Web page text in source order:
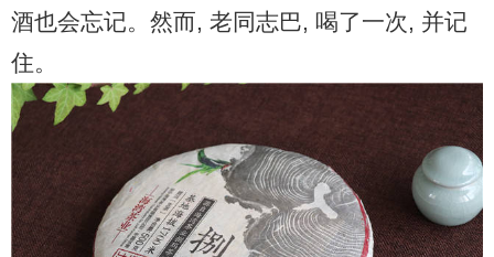
酒也会忘记。然而, 老同志巴, 喝了一次, 并记
住。